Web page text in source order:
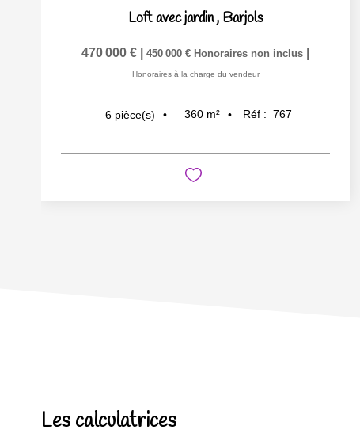
Loft avec jardin, Barjols
470 000 € 450 000 € Honoraires non inclus
Honoraires à la charge du vendeur
6 pièce(s) 360 m² Réf : 767
Les calculatrices